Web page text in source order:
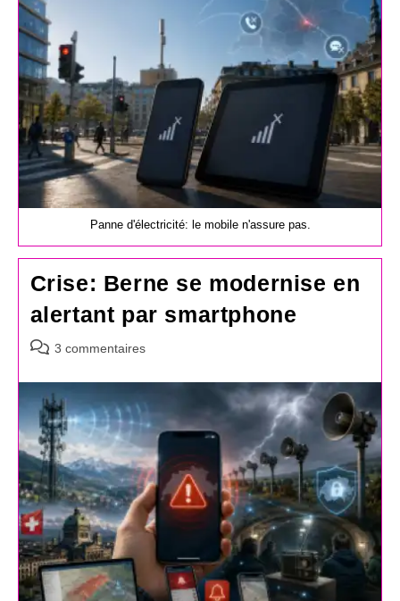
Panne d'électricité: le mobile n'assure pas.
Crise: Berne se modernise en
alertant par smartphone
Commentaires
la
publication :
3 commentaires